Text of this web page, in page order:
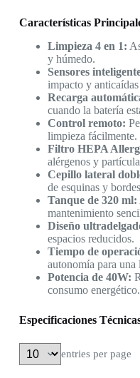
Características
Limpieza 4 en 1:
y húmedo.
Sensores
impacto y
Recarga
cuando la batería
Control remoto:
limpieza fácilmente.
Filtro HEPA
alérgenos y
Cepillo lateral
de esquinas y
Tanque de 320 ml:
mantenimiento
Diseño
espacios reducidos.
Tiempo de
autonomía para
Potencia de 40W:
consumo energético.
Especificaciones
entries per page